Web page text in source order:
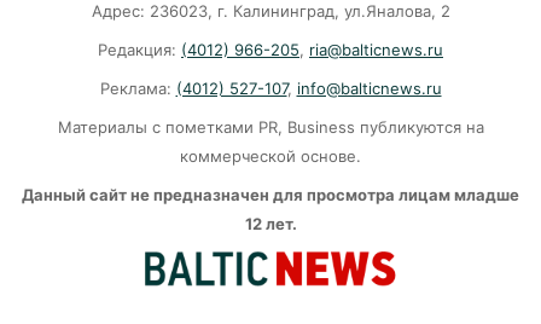
продукты рванули в космос
05-08-2026
На жеребьевке ЦИК разыграл места: «Единая
Россия» – первая, «Яблоко» – вторая
05-08-2026
Адрес: 236023, г. Калининград, ул.Яналова, 2
Редакция: (4012) 966-205, ria@balticnews.ru
Реклама: (4012) 527-107, info@balticnews.ru
Материалы с пометками PR, Business публикуются на
коммерческой основе.
Данный сайт не предназначен для просмотра лицам младше
12 лет.